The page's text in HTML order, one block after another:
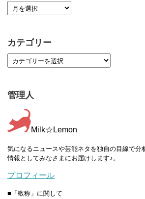
カテゴリー
管理人
Milk☆Lemon
気になるニュースや芸能ネタを独自の目線で分
情報としてみなさまにお届けします♪。
プロフィール
■「敬称」に関して